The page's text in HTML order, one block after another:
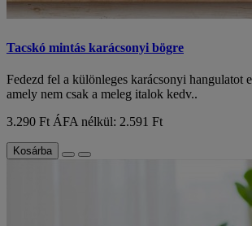
Tacskó mintás karácsonyi bögre
Fedezd fel a különleges karácsonyi hangulatot
amely nem csak a meleg italok kedv..
3.290 Ft ÁFA nélkül: 2.591 Ft
Kosárba